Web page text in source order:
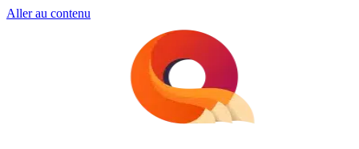
Aller au contenu